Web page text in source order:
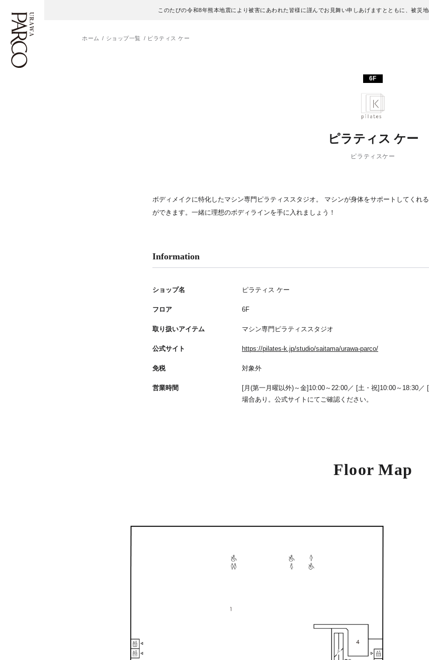
このたびの令和8年熊本地震により被害にあわれた皆様に謹んでお見舞い申しあげますとともに、被災
ホーム ショップ一覧 ピラティス ケー
6F
ピラティス ケー
ピラティスケー
ボディメイクに特化したマシン専門ピラティススタジオ。 マシンが身体をサポートしてくれ
ができます。一緒に理想のボディラインを手に入れましょう！
Information
ショップ名 ピラティス ケー
フロア 6F
取り扱いアイテム マシン専門ピラティススタジオ
公式サイト https://pilates-k.jp/studio/saitama/urawa-parco/
免税 対象外
営業時間
[月(第一月曜以外)～金]10:00～22:00／ [土・祝]10:00～18:30
場合あり。公式サイトにてご確認ください。
Floor Map